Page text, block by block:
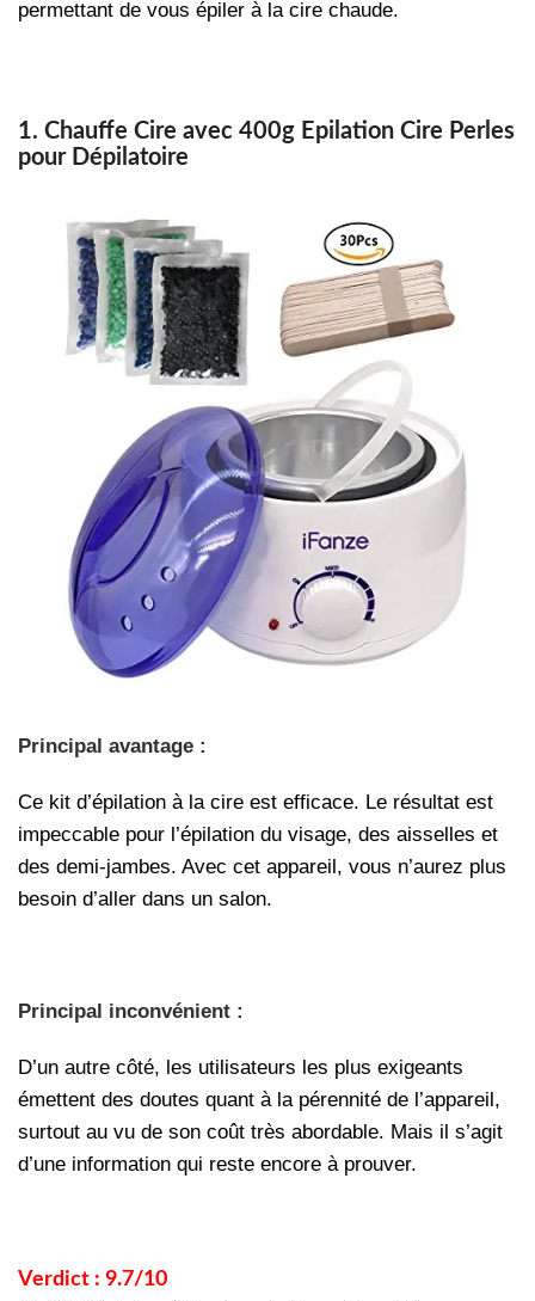
permettant de vous épiler à la cire chaude.
1. Chauffe Cire avec 400g Epilation Cire Perles
pour Dépilatoire
Principal avantage :
Ce kit d’épilation à la cire est efficace. Le résultat est
impeccable pour l’épilation du visage, des aisselles et
des demi-jambes. Avec cet appareil, vous n’aurez plus
besoin d’aller dans un salon.
Principal inconvénient :
D’un autre côté, les utilisateurs les plus exigeants
émettent des doutes quant à la pérennité de l’appareil,
surtout au vu de son coût très abordable. Mais il s’agit
d’une information qui reste encore à prouver.
Verdict : 9.7/10